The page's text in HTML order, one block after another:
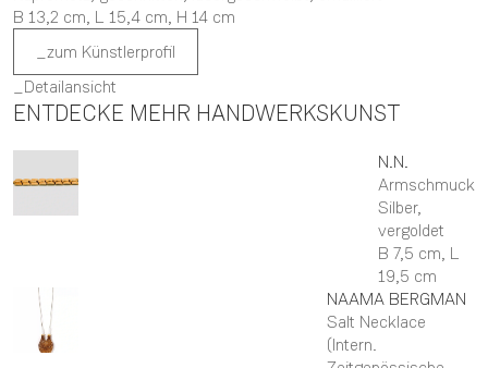
B 13,2 cm, L 15,4 cm, H 14 cm
zum Künstlerprofil
Detailansicht
ENTDECKE MEHR HANDWERKSKUNST
N.N.
Armschmuck
Silber,
vergoldet
B 7,5 cm, L
19,5 cm
NAAMA BERGMAN
Salt Necklace
(Intern.